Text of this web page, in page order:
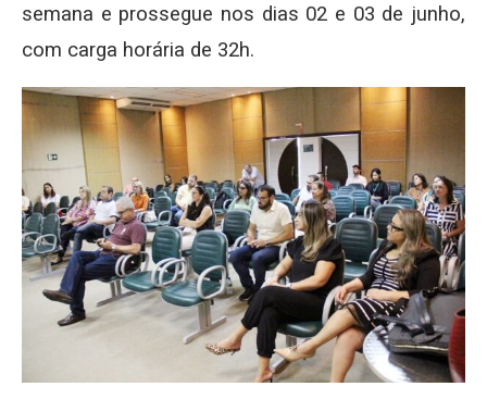
semana e prossegue nos dias 02 e 03 de junho,
com carga horária de 32h.